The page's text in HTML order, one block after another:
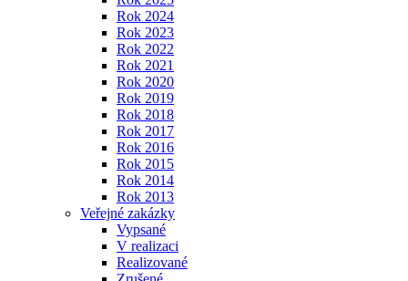
Rok 2024
Rok 2023
Rok 2022
Rok 2021
Rok 2020
Rok 2019
Rok 2018
Rok 2017
Rok 2016
Rok 2015
Rok 2014
Rok 2013
Veřejné zakázky
Vypsané
V realizaci
Realizované